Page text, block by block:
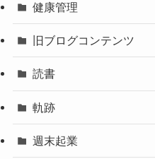
健康管理
旧ブログコンテンツ
読書
軌跡
週末起業